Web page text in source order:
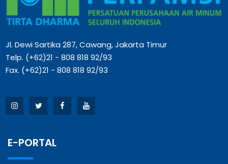
Jl. Dewi Sartika 287, Cawang, Jakarta Timur
Telp. (+62)21 - 808 818 92/93
Fax. (+62)21 - 808 818 92/93
E-PORTAL